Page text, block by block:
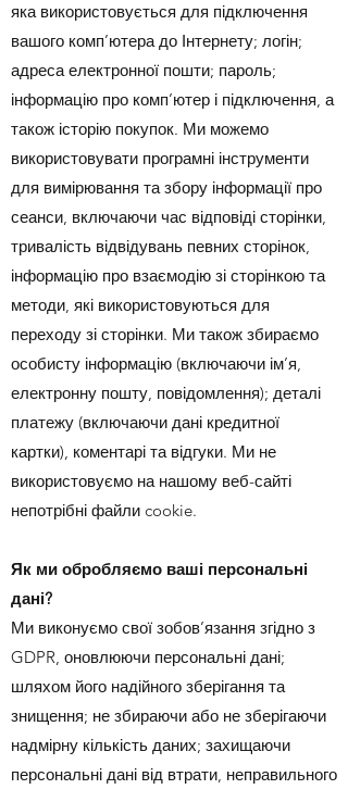
яка використовується для підключення
вашого комп’ютера до Інтернету; логін;
адреса електронної пошти; пароль;
інформацію про комп’ютер і підключення, а
також історію покупок. Ми можемо
використовувати програмні інструменти
для вимірювання та збору інформації про
сеанси, включаючи час відповіді сторінки,
тривалість відвідувань певних сторінок,
інформацію про взаємодію зі сторінкою та
методи, які використовуються для
переходу зі сторінки. Ми також збираємо
особисту інформацію (включаючи ім’я,
електронну пошту, повідомлення); деталі
платежу (включаючи дані кредитної
картки), коментарі та відгуки. Ми не
використовуємо на нашому веб-сайті
непотрібні файли cookie.
Як ми обробляємо ваші персональні
дані?
Ми виконуємо свої зобов’язання згідно з
GDPR, оновлюючи персональні дані;
шляхом його надійного зберігання та
знищення; не збираючи або не зберігаючи
надмірну кількість даних; захищаючи
персональні дані від втрати, неправильного